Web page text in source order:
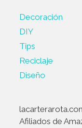
Decoración
DIY
Tips
Reciclaje
Diseño
Afiliados de